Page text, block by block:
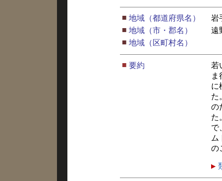
■ 地域（都道府県名）
岩
■ 地域（市・郡名）
遠
■ 地域（区町村名）
■ 要約
若
ま
に
た
の
た
で
ム
の